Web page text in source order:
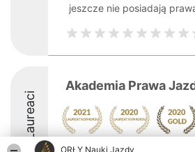
ORŁY Nauki Jazdy
jeszcze nie posiadają
Laureaci
Akademia Prawa